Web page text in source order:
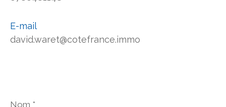
E-mail
david.waret@cotefrance.immo
*